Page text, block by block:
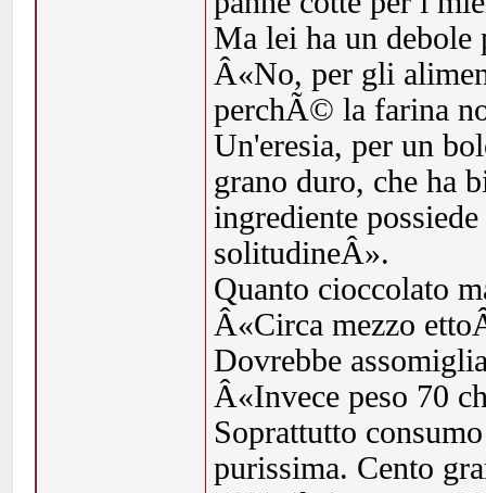
Ma lei ha un debole
Â«No, per gli
perchÃ© la farina
Un'eresia, per un
grano duro, che ha
ingrediente
solitudineÂ».
Quanto cioccolato
Â«Circa mezzo
Dovrebbe
Â«Invece peso 70
Soprattutto
purissima. Cento